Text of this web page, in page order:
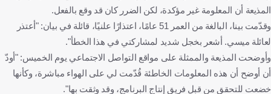
المذيعة أن المعلومة غير مؤكدة، لكن الضرر كان قد وقع بالفعل.
وقدّمت بينا، البالغة من العمر 51 عامًا، اعتذارًا علنيًا، قائلة في بيان: "أعتذر
لعائلة ميسي. أشعر بخجل شديد لمشاركتي في هذا الخطأ".
وأوضحت المذيعة والممثلة على مواقع التواصل الاجتماعي يوم الخميس: "أودّ
أن أوضح أن هذه المعلومات الخاطئة قُدّمت لي على الهواء مباشرة، وكأنها
خضعت للتحقق من قبل فريق إنتاج البرنامج، وقد وثقت بها".